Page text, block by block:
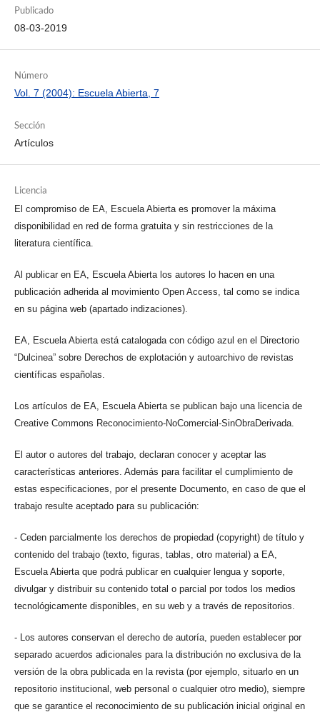
Publicado
08-03-2019
Número
Vol. 7 (2004): Escuela Abierta, 7
Sección
Artículos
Licencia
El compromiso de EA, Escuela Abierta es promover la máxima
disponibilidad en red de forma gratuita y sin restricciones de la
literatura científica.
Al publicar en EA, Escuela Abierta los autores lo hacen en una
publicación adherida al movimiento Open Access, tal como se indica
en su página web (apartado indizaciones).
EA, Escuela Abierta está catalogada con código azul en el Directorio
“Dulcinea” sobre Derechos de explotación y autoarchivo de revistas
científicas españolas.
Los artículos de EA, Escuela Abierta se publican bajo una licencia de
Creative Commons Reconocimiento-NoComercial-SinObraDerivada.
El autor o autores del trabajo, declaran conocer y aceptar las
características anteriores. Además para facilitar el cumplimiento de
estas especificaciones, por el presente Documento, en caso de que el
trabajo resulte aceptado para su publicación:
- Ceden parcialmente los derechos de propiedad (copyright) de título y
contenido del trabajo (texto, figuras, tablas, otro material) a EA,
Escuela Abierta que podrá publicar en cualquier lengua y soporte,
divulgar y distribuir su contenido total o parcial por todos los medios
tecnológicamente disponibles, en su web y a través de repositorios.
- Los autores conservan el derecho de autoría, pueden establecer por
separado acuerdos adicionales para la distribución no exclusiva de la
versión de la obra publicada en la revista (por ejemplo, situarlo en un
repositorio institucional, web personal o cualquier otro medio), siempre
que se garantice el reconocimiento de su publicación inicial original en